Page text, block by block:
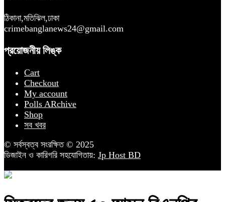
ঠিকানা,মতিঝিল,ঢাকা
crimebanglanews24@gmail.com
প্রয়োজনীয় লিঙ্ক
Cart
Checkout
My account
Polls ARchive
Shop
সব খবর
© সর্বস্বত্ব সংরক্ষিত © 2025
ডিজাইন ও কারিগরি সহযোগিতায়: Jp Host BD